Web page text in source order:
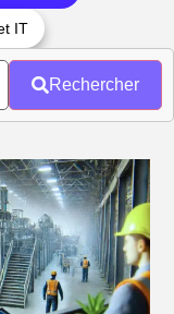
IT
Rechercher